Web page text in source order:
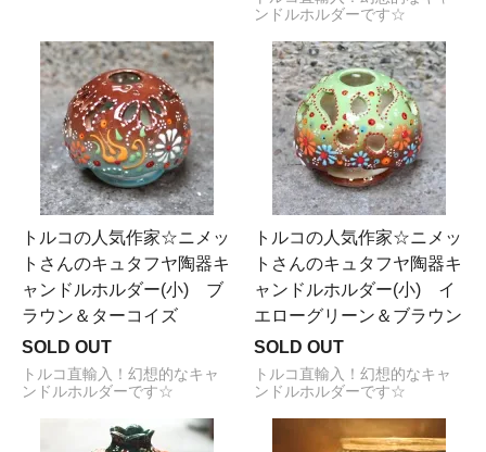
ンドルホルダーです☆
トルコの人気作家☆ニメッ
トさんのキュタフヤ陶器キ
ャンドルホルダー(小) ブ
ラウン＆ターコイズ
SOLD OUT
トルコ直輸入！幻想的なキャ
ンドルホルダーです☆
トルコの人気作家☆ニメッ
トさんのキュタフヤ陶器キ
ャンドルホルダー(小) イ
エローグリーン＆ブラウン
SOLD OUT
トルコ直輸入！幻想的なキャ
ンドルホルダーです☆